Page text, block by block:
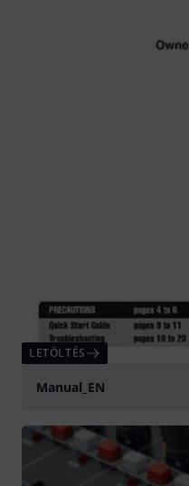
LETÖLTÉS
Manual_EN